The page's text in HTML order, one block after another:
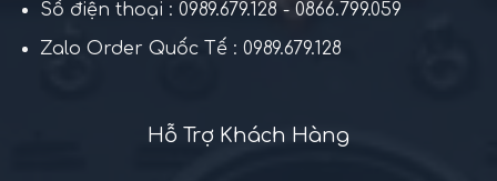
Số điện thoại : 0989.679.128 - 0866.799.059
Zalo Order Quốc Tế : 0989.679.128
Hỗ Trợ Khách Hàng